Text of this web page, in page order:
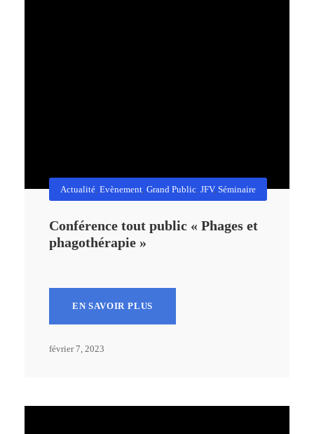
Actualité, Evènement, Grand Public, JFV, Séminaire
Conférence tout public « Phages et
phagothérapie »
EN SAVOIR PLUS
février 7, 2023